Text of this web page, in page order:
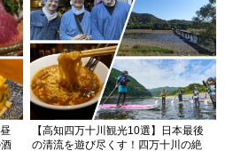
【高知四万十川観光10選】日本最後
の清流を遊び尽くす！四万十川の絶